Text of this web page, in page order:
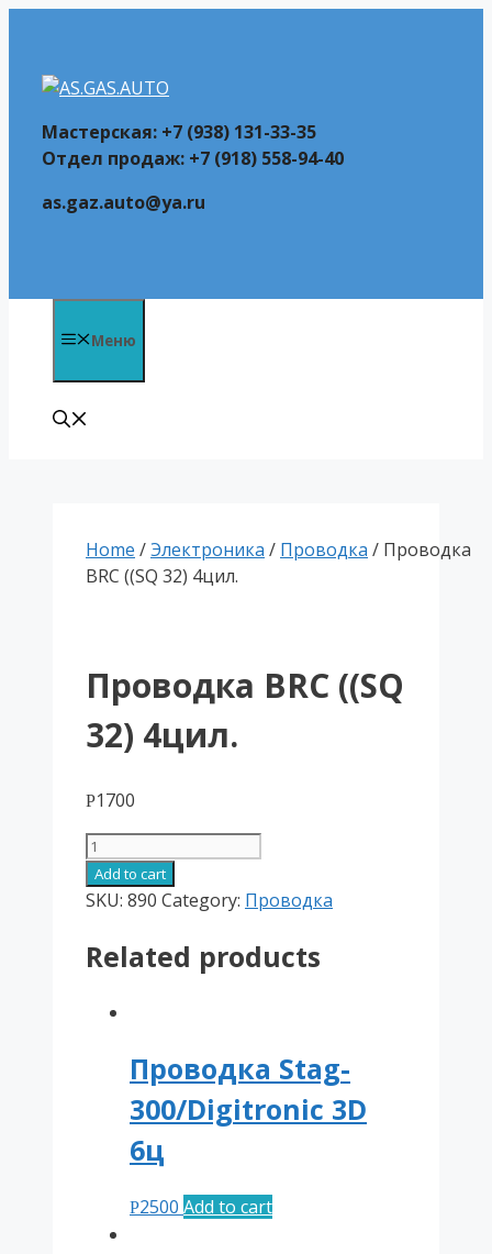
содержимому
Мастерская: +7 (938) 131-33-35
Отдел продаж: +7 (918) 558-94-40
as.gaz.auto@ya.ru
Меню
Home /Электроника / Проводка / Проводка
BRC ((SQ 32) 4цил.
Проводка BRC ((SQ
32) 4цил.
Р1700
Проводка
BRC
((SQ
4цил.
Add to cart
SKU: 890 Category: Проводка
Related products
Проводка Stag-
300/Digitronic 3D
6ц
Р2500 Add to cart